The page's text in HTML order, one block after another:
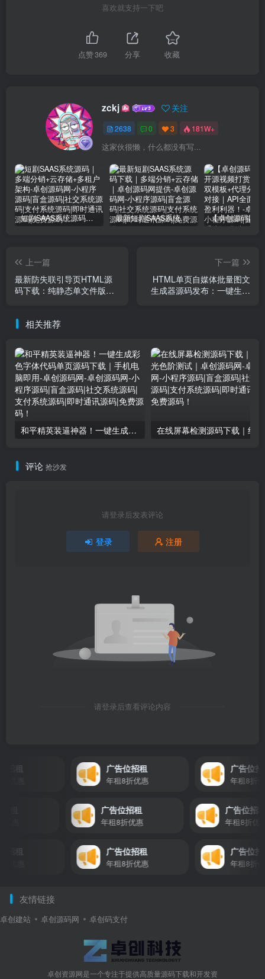
喜欢就支持一下吧
点赞369 分享 收藏
zckj 关注
2638 0 3 181W+
这家伙很懒，什么都没有写...
短剧SAAS系统源码｜多端分销+云存储+多租户架构 最新短剧SAAS系统源码下载｜多端分销+云存储｜卓创源码网提供
上一篇
最新防失联引导页HTML源
码下载：纯静态单文件版，
下一篇
HTML单页自媒体批量图文
生成器源码发布：一键生成
相关推荐
和平精英装逼神器！一键生成彩色字体代码单页源码下载｜手机电脑即用-卓创源码网
评论 抢沙发
请登录后发表评论
登录 注册
请登录后查看评论内容
广告位招租
年租8折优惠
广告位招租
年租8折优惠
广告位招租
年租8折优惠
广告
年租8
广告位招租
年租8折优惠
广告位招租
年租8折优惠
友情链接
卓创建站 卓创源码网 卓创码支付
卓创资源网是一个专注于提供高质量源码下载和开发资